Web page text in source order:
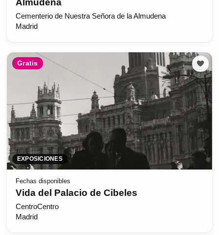
Almudena
Cementerio de Nuestra Señora de la Almudena
Madrid
Gratis
EXPOSICIONES
Fechas disponibles
Vida del Palacio de Cibeles
CentroCentro
Madrid